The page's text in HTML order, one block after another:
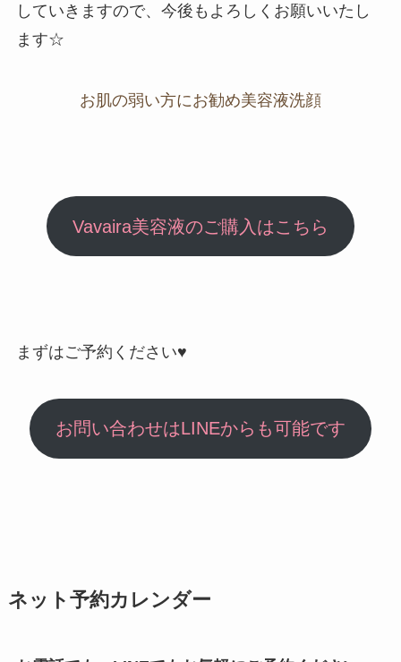
していきますので、今後もよろしくお願いいたし
ます☆
お肌の弱い方にお勧め美容液洗顔
Vavaira美容液のご購入はこちら
まずはご予約ください♥
お問い合わせはLINEからも可能です
ネット予約カレンダー